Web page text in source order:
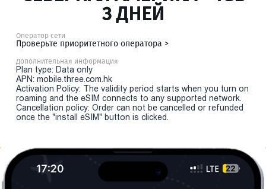
3 ДНЕЙ
Оператор сети
Проверьте приоритетного оператора >
Дополнительная информация
Plan type: Data only
APN: mobile.three.com.hk
Activation Policy: The validity period starts when you turn on
roaming and the eSIM connects to any supported network.
Cancellation policy: Order can not be cancelled or refunded
once the "install eSIM" button is clicked.